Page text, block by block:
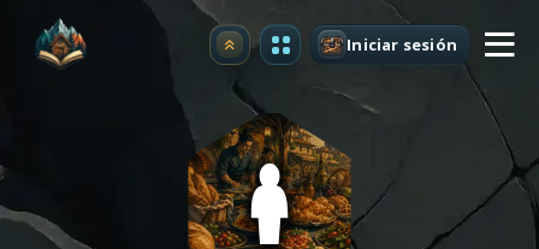
Mejorar Iniciar sesión